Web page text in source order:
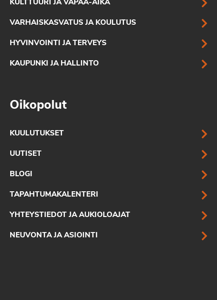
KULTTUURI JA VAPAA-AIKA
VARHAISKASVATUS JA KOULUTUS
HYVINVOINTI JA TERVEYS
KAUPUNKI JA HALLINTO
Oikopolut
KUULUTUKSET
UUTISET
BLOGI
TAPAHTUMAKALENTERI
YHTEYSTIEDOT JA AUKIOLOAJAT
NEUVONTA JA ASIOINTI